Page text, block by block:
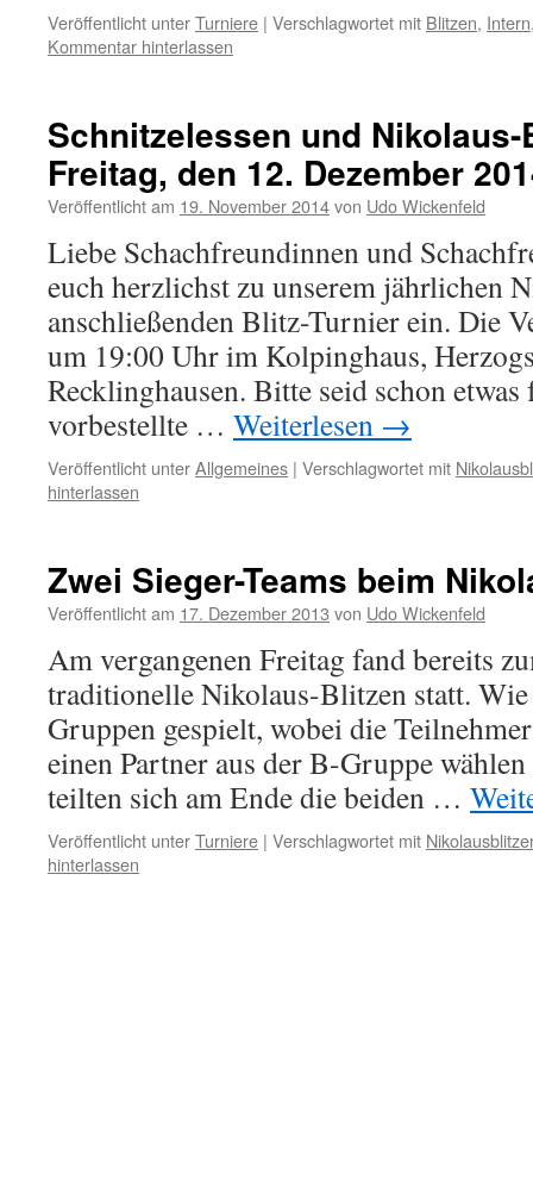
Veröffentlicht unterTurniere | Verschlagwortet mit Blitzen, Intern
Kommentar hinterlassen
Schnitzelessen und
Freitag, den 12. Dezember
Veröffentlicht am 19. November 2014von Udo Wickenfeld
Liebe Schachfreundinnen und
euch herzlichst zu unserem jährlichen
anschließenden Blitz-Turnier ein. Die
um 19:00 Uhr im Kolpinghaus,
Recklinghausen. Bitte seid schon
vorbestellte … Weiterlesen →
Veröffentlicht unterAllgemeines | Verschlagwortet mit
hinterlassen
Zwei Sieger-Teams beim
Veröffentlicht am 17. Dezember 2013 von Udo Wickenfeld
Am vergangenen Freitag fand bereits
traditionelle Nikolaus-Blitzen statt.
Gruppen gespielt, wobei die
einen Partner aus der B-Gruppe
teilten sich am Ende die beiden …
Veröffentlicht unterTurniere | Verschlagwortet mit
hinterlassen